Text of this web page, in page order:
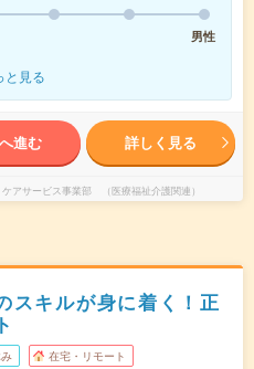
男性
と見る
進む 詳しく見る
アサービス事業部 （医療福祉介護関連）
スキルが身に着く！正
在宅・リモート